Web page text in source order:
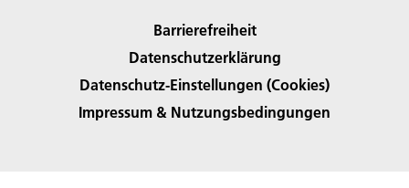
Barrierefreiheit
Datenschutzerklärung
Datenschutz-Einstellungen (Cookies)
Impressum & Nutzungsbedingungen